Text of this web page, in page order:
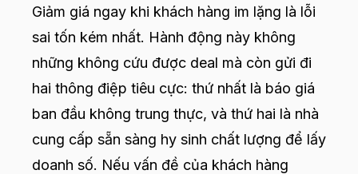
Giảm giá ngay khi khách hàng im lặng là lỗi
sai tốn kém nhất. Hành động này không
những không cứu được deal mà còn gửi đi
hai thông điệp tiêu cực: thứ nhất là báo giá
ban đầu không trung thực, và thứ hai là nhà
cung cấp sẵn sàng hy sinh chất lượng để lấy
doanh số. Nếu vấn đề của khách hàng